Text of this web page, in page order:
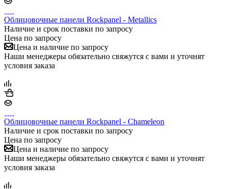
Облицовочные панели Rockpanel - Metallics
Наличие и срок поставки по запросу
Цена по запросу
Цена и наличие по запросу
Наши менеджеры обязательно свяжутся с вами и уточнят
условия заказа
Облицовочные панели Rockpanel - Chameleon
Наличие и срок поставки по запросу
Цена по запросу
Цена и наличие по запросу
Наши менеджеры обязательно свяжутся с вами и уточнят
условия заказа